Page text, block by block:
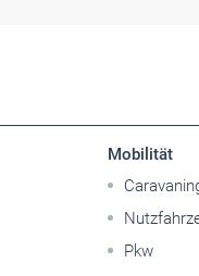
Mobilität
Pkw